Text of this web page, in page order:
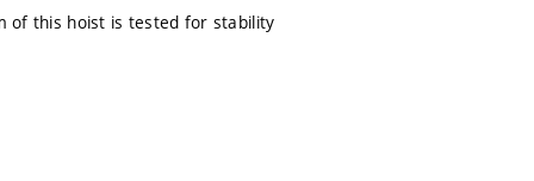
of this hoist is tested for stability